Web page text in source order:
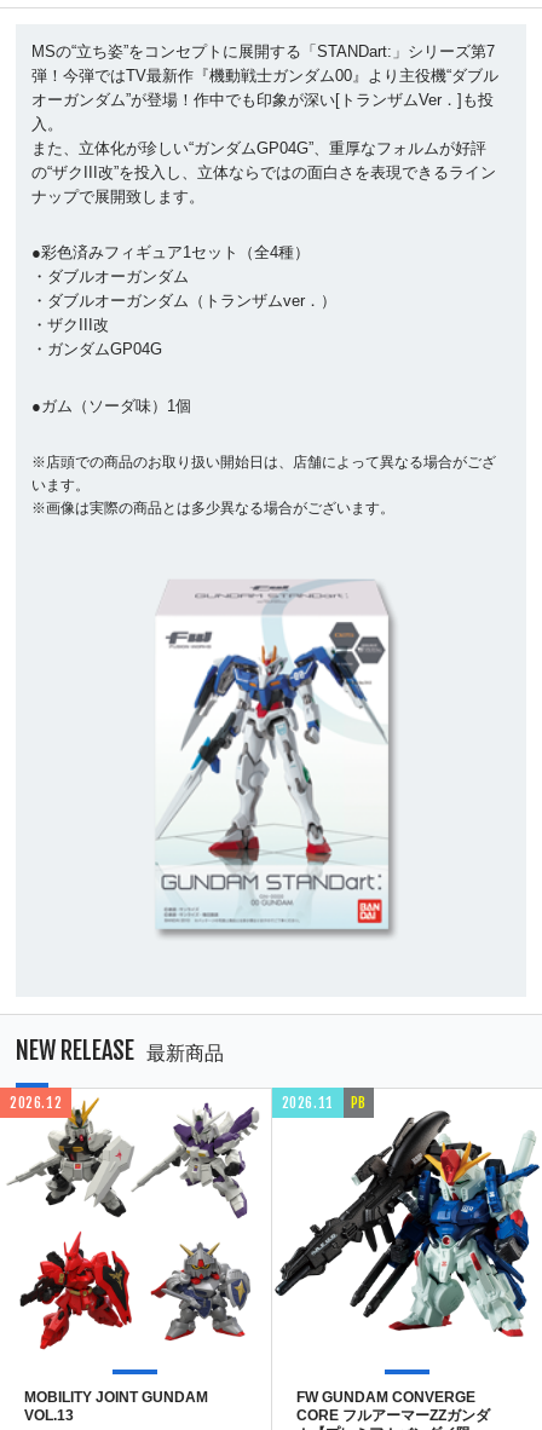
MSの“立ち姿”をコンセプトに展開する「STANDart:」シリーズ第7
弾！今弾ではTV最新作『機動戦士ガンダム00』より主役機“ダブル
オーガンダム”が登場！作中でも印象が深い[トランザムVer．]も投
入。
また、立体化が珍しい“ガンダムGP04G”、重厚なフォルムが好評
の“ザクIII改”を投入し、立体ならではの面白さを表現できるライン
ナップで展開致します。
●彩色済みフィギュア1セット（全4種）
・ダブルオーガンダム
・ダブルオーガンダム（トランザムver．）
・ザクIII改
・ガンダムGP04G
●ガム（ソーダ味）1個
※店頭での商品のお取り扱い開始日は、店舗によって異なる場合がござ
います。
※画像は実際の商品とは多少異なる場合がございます。
NEW RELEASE 最新商品
2026.12
MOBILITY JOINT GUNDAM
VOL.13
2026.11 PB
FW GUNDAM CONVERGE
CORE フルアーマーZZガンダ